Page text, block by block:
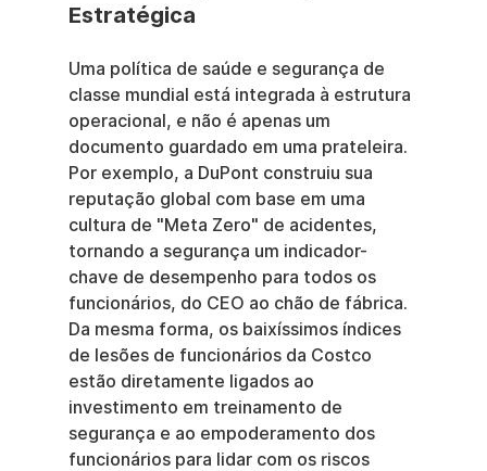
Estratégica
Uma política de saúde e segurança de
classe mundial está integrada à estrutura
operacional, e não é apenas um
documento guardado em uma prateleira.
Por exemplo, a DuPont construiu sua
reputação global com base em uma
cultura de "Meta Zero" de acidentes,
tornando a segurança um indicador-
chave de desempenho para todos os
funcionários, do CEO ao chão de fábrica.
Da mesma forma, os baixíssimos índices
de lesões de funcionários da Costco
estão diretamente ligados ao
investimento em treinamento de
segurança e ao empoderamento dos
funcionários para lidar com os riscos